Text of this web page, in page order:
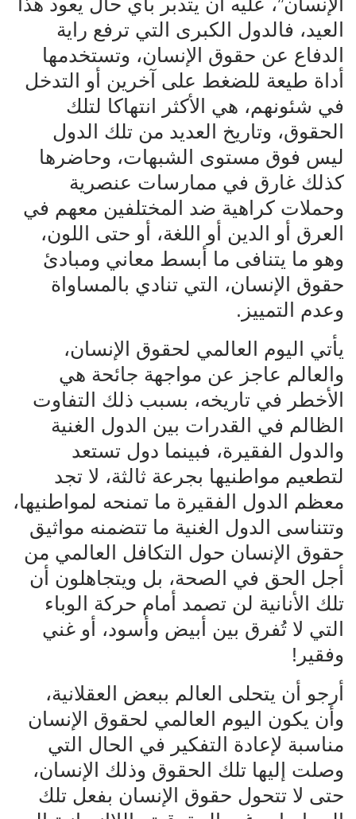
العيد، فالدول الكبرى التي ترفع راية
الدفاع عن حقوق الإنسان، وتستخدمها
أداة طيعة للضغط على آخرين أو التدخل
في شئونهم، هي الأكثر انتهاكا لتلك
الحقوق، وتاريخ العديد من تلك الدول
ليس فوق مستوى الشبهات، وحاضرها
كذلك غارق في ممارسات عنصرية
وحملات كراهية ضد المختلفين معهم في
العرق أو الدين أو اللغة، أو حتى اللون،
وهو ما يتنافى ما أبسط معاني ومبادئ
حقوق الإنسان، التي تنادي بالمساواة
وعدم التمييز.
يأتي اليوم العالمي لحقوق الإنسان،
والعالم عاجز عن مواجهة جائحة هي
الأخطر في تاريخه، بسبب ذلك التفاوت
الظالم في القدرات بين الدول الغنية
والدول الفقيرة، فبينما دول تستعد
لتطعيم مواطنيها بجرعة ثالثة، لا تجد
معظم الدول الفقيرة ما تمنحه لمواطنيها،
وتتناسى الدول الغنية ما تتضمنه مواثيق
حقوق الإنسان حول التكافل العالمي من
أجل الحق في الصحة، بل ويتجاهلون أن
تلك الأنانية لن تصمد أمام حركة الوباء
التي لا تُفرق بين أبيض وأسود، أو غني
وفقير!
أرجو أن يتحلى العالم ببعض العقلانية،
وأن يكون اليوم العالمي لحقوق الإنسان
مناسبة لإعادة التفكير في الحال التي
وصلت إليها تلك الحقوق وذلك الإنسان،
حتى لا تتحول حقوق الإنسان بفعل تلك